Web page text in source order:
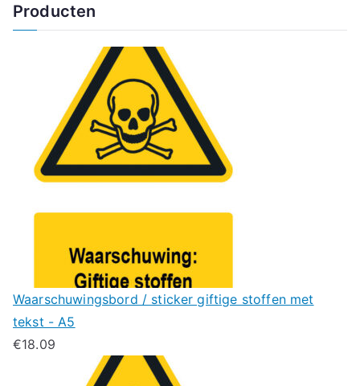
Producten
Waarschuwingsbord / sticker giftige stoffen met
tekst - A5
€18.09